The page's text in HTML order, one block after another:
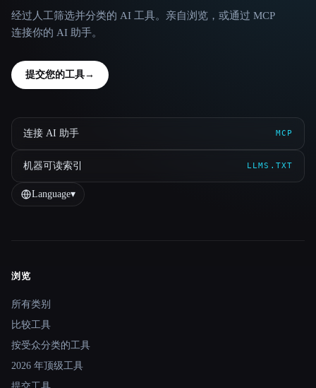
经过人工筛选并分类的 AI 工具。亲自浏览，或通过 MCP
连接你的 AI 助手。
提交您的工具→
连接 AI 助手 MCP
机器可读索引 LLMS.TXT
Language▾
Site navigation
浏览
所有类别
比较工具
按受众分类的工具
2026 年顶级工具